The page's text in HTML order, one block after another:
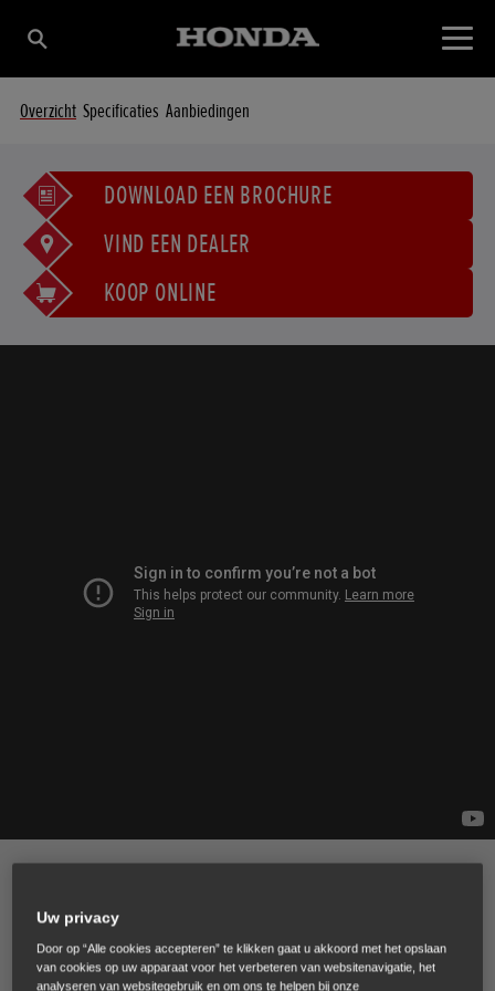
Overzicht Specificaties Aanbiedingen
DOWNLOAD EEN BROCHURE
VIND EEN DEALER
KOOP ONLINE
Met de IZY-ON breng je alle kracht en vermogen in huis om
probleemloos kleine en middelgrote tuinen aan te pakken.
Uw privacy
Door op “Alle cookies accepteren” te klikken gaat u akkoord met het opslaan
van cookies op uw apparaat voor het verbeteren van websitenavigatie, het
analyseren van websitegebruik en om ons te helpen bij onze